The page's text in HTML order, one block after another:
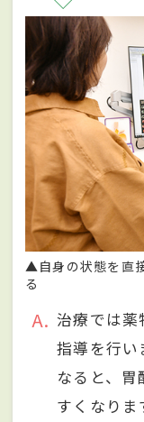
▲自身の状態を直
る
A
治療では薬
指導を行い
なると、
すくなりま